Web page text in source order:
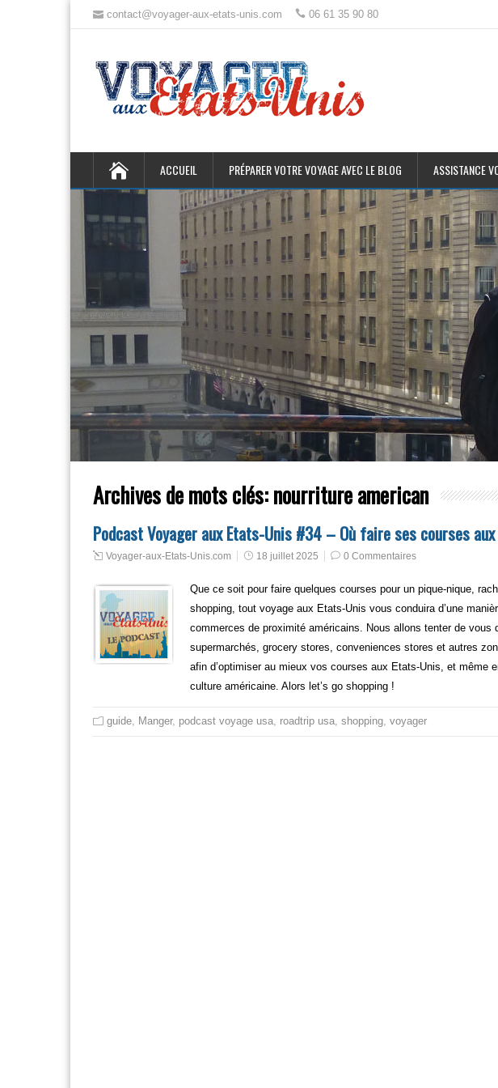
contact@voyager-aux-etats-unis.com 06 61 35 90 80
ACCUEIL PRÉPARER VOTRE VOYAGE AVEC LE BLOG ASSISTANCE
Archives de mots clés:nourriture american
Podcast Voyager aux Etats-Unis #34 – Où faire ses courses
Voyager-aux-Etats-Unis.com 18 juillet 2025 0 Commentaires
Que ce soit pour faire quelques courses pour un pique-nique,
shopping, tout voyage aux Etats-Unis vous conduira d’une
commerces de proximité américains. Nous allons tenter de vous
supermarchés, grocery stores, conveniences stores et autres
afin d’optimiser au mieux vos courses aux Etats-Unis, et même
culture américaine. Alors let’s go shopping !
guide, Manger, podcast voyage usa, roadtrip usa, shopping, voyager